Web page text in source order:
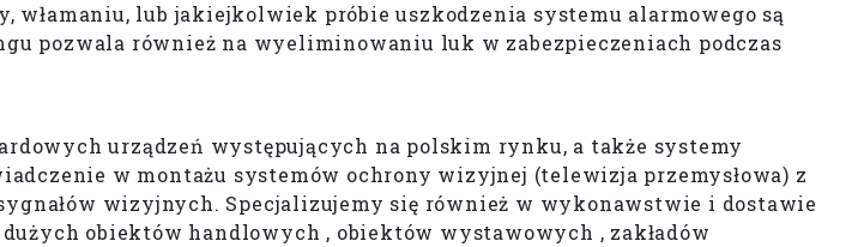
włamaniu, lub jakiejkolwiek próbie uszkodzenia systemu alarmowego są
pozwala również na wyeliminowaniu luk w zabezpieczeniach podczas
urządzeń występujących na polskim rynku, a także systemy
w montażu systemów ochrony wizyjnej (telewizja przemysłowa) z
wizyjnych. Specjalizujemy się również w wykonawstwie i dostawie
obiektów handlowych , obiektów wystawowych , zakładów